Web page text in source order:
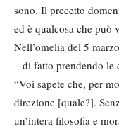
sono. Il precetto
ed è qualcosa che può
Nell’omelia del 5
– di fatto prendendo le
“Voi sapete che, per
direzione [quale?].
un’intera filosofia e